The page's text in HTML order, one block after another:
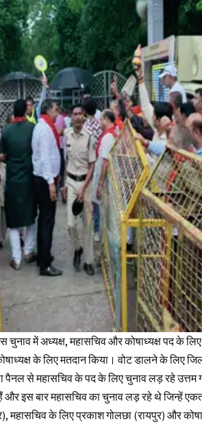
में अध्यक्ष, महासचिव और कोषाध्यक्ष पद के
के लिए मतदान किया। वोट डालने के लिए
पैनल से महासचिव के पद के लिए चुनाव लड़ रहे उत्तम
और इस बार महासचिव का चुनाव लड़ रहे थे जिन्हें
के लिए प्रकाश गोलछा (रायपुर) और